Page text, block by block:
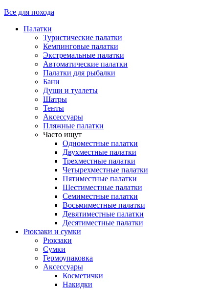
Все для похода
Палатки
Туристические палатки
Кемпинговые палатки
Экстремальные палатки
Автоматические палатки
Палатки для рыбалки
Бани
Души и туалеты
Шатры
Тенты
Аксессуары
Пляжные палатки
Часто ищут
Одноместные палатки
Двухместные палатки
Трехместные палатки
Четырехместные палатки
Пятиместные палатки
Шестиместные палатки
Семиместные палатки
Восьмиместные палатки
Девятиместные палатки
Десятиместные палатки
Рюкзаки и сумки
Рюкзаки
Сумки
Гермоупаковка
Аксессуары
Косметички
Накидки